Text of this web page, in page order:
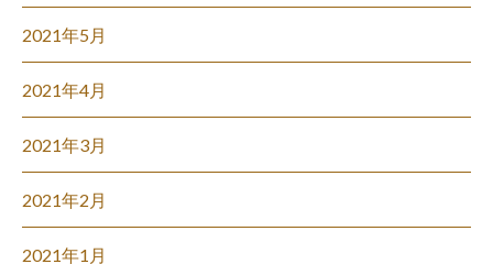
2021年5月
2021年4月
2021年3月
2021年2月
2021年1月